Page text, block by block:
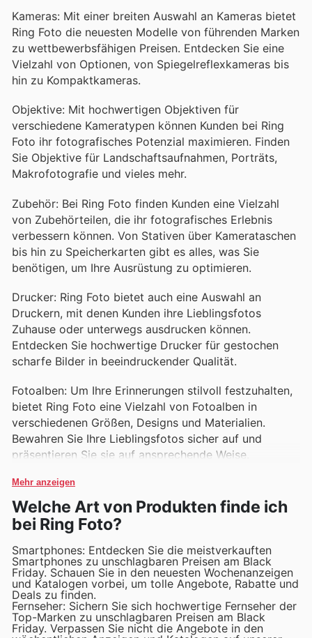
Kameras: Mit einer breiten Auswahl an Kameras bietet
Ring Foto die neuesten Modelle von führenden Marken
zu wettbewerbsfähigen Preisen. Entdecken Sie eine
Vielzahl von Optionen, von Spiegelreflexkameras bis
hin zu Kompaktkameras.
Objektive: Mit hochwertigen Objektiven für
verschiedene Kameratypen können Kunden bei Ring
Foto ihr fotografisches Potenzial maximieren. Finden
Sie Objektive für Landschaftsaufnahmen, Porträts,
Makrofotografie und vieles mehr.
Zubehör: Bei Ring Foto finden Kunden eine Vielzahl
von Zubehörteilen, die ihr fotografisches Erlebnis
verbessern können. Von Stativen über Kamerataschen
bis hin zu Speicherkarten gibt es alles, was Sie
benötigen, um Ihre Ausrüstung zu optimieren.
Drucker: Ring Foto bietet auch eine Auswahl an
Druckern, mit denen Kunden ihre Lieblingsfotos
Zuhause oder unterwegs ausdrucken können.
Entdecken Sie hochwertige Drucker für gestochen
scharfe Bilder in beeindruckender Qualität.
Fotoalben: Um Ihre Erinnerungen stilvoll festzuhalten,
bietet Ring Foto eine Vielzahl von Fotoalben in
verschiedenen Größen, Designs und Materialien.
Bewahren Sie Ihre Lieblingsfotos sicher auf und
präsentieren Sie sie auf ansprechende Weise.
Mehr anzeigen
Welche Art von Produkten finde ich
bei Ring Foto?
Smartphones: Entdecken Sie die meistverkauften
Smartphones zu unschlagbaren Preisen am Black
Friday. Schauen Sie in den neuesten Wochenanzeigen
und Katalogen vorbei, um tolle Angebote, Rabatte und
Deals zu finden.
Fernseher: Sichern Sie sich hochwertige Fernseher der
Top-Marken zu unschlagbaren Preisen am Black
Friday. Verpassen Sie nicht die Angebote in den